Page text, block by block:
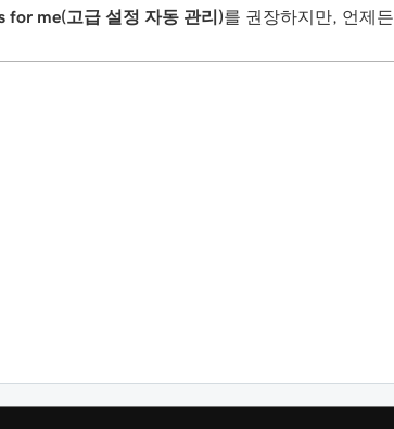
for me(고급 설정 자동 관리)를 권장하지만, 언제든